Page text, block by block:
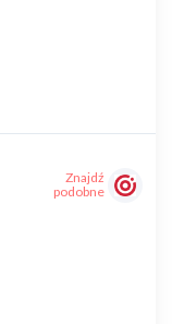
Znajdź
podobne